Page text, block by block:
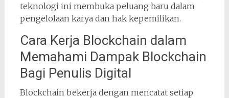
teknologi ini membuka peluang baru dalam
pengelolaan karya dan hak kepemilikan.
Cara Kerja Blockchain dalam
Memahami Dampak Blockchain
Bagi Penulis Digital
Blockchain bekerja dengan mencatat setiap